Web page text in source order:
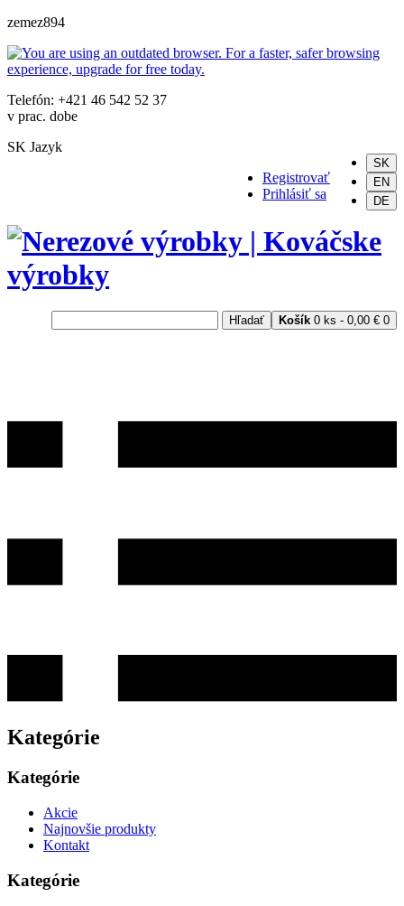
zemez894
Telefón: +421 46 542 52 37
v prac. dobe
SK Jazyk
SK
EN
DE
Registrovať
Prihlásiť sa
Košík 0 ks - 0,00 € 0
Hľadať
Kategórie
Kategórie
Akcie
Najnovšie produkty
Kontakt
Kategórie